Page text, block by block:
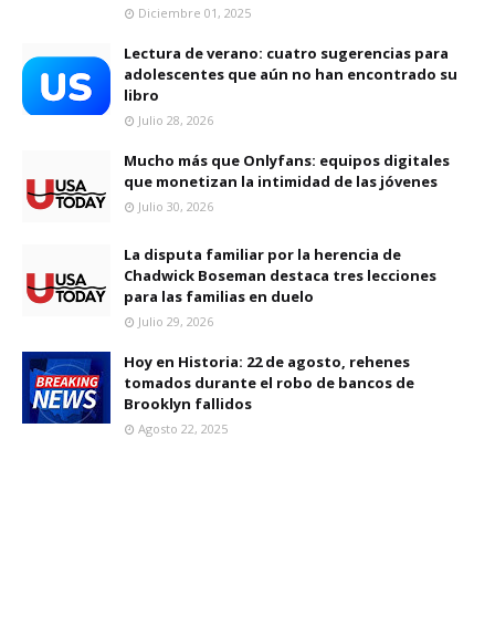
Diciembre 01, 2025
Lectura de verano: cuatro sugerencias para
adolescentes que aún no han encontrado su
libro
Julio 28, 2026
Mucho más que Onlyfans: equipos digitales
que monetizan la intimidad de las jóvenes
Julio 30, 2026
La disputa familiar por la herencia de
Chadwick Boseman destaca tres lecciones
para las familias en duelo
Julio 29, 2026
Hoy en Historia: 22 de agosto, rehenes
tomados durante el robo de bancos de
Brooklyn fallidos
Agosto 22, 2025